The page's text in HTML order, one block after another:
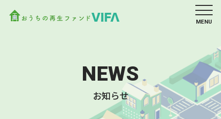
MENU
NEWS
お知らせ